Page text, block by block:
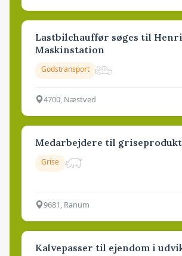
Lastbilchauffør søges til
Maskinstation
Godstransport
4700, Næstved
Medarbejdere til
Grise
9681, Ranum
Kalvepasser til ejendom i